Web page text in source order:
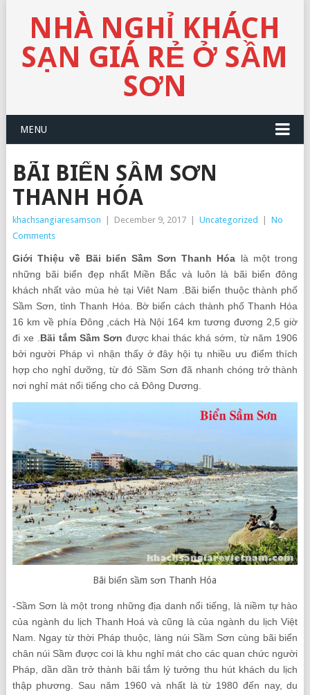
NHÀ NGHỈ KHÁCH
SẠN GIÁ RẺ Ở SẦM
SƠN
MENU
BÃI BIỂN SẦM SƠN
THANH HÓA
khachsangiaresamson December 9, 2017 Uncategorized
No
Comments
Giới Thiệu về Bãi biển Sầm Sơn Thanh Hóa là một trong
những bãi biển đẹp nhất Miền Bắc và luôn là bãi biển đông
khách nhất vào mùa hè tại Viêt Nam .Bãi biển thuộc thành phố
Sầm Sơn, tỉnh Thanh Hóa. Bờ biển cách thành phố Thanh Hóa
16 km về phía Đông ,cách Hà Nội 164 km tương đương 2,5 giờ
đi xe . Bãi tắm Sầm Sơn được khai thác khá sớm, từ năm 1906
bởi người Pháp vì nhận thấy ở đây hội tụ nhiều ưu điểm thích
hợp cho nghỉ dưỡng, từ đó Sầm Sơn đã nhanh chóng trở thành
nơi nghỉ mát nổi tiếng cho cả Đông Dương.
Bãi biển sầm sơn Thanh Hóa
-Sầm Sơn là một trong những địa danh nổi tiếng, là niềm tự hào
của ngành du lịch Thanh Hoá và cũng là của ngành du lịch Việt
Nam. Ngay từ thời Pháp thuộc, làng núi Sầm Sơn cùng bãi biển
chân núi Sầm được coi là khu nghỉ mát cho các quan chức người
Pháp, dần dần trở thành bãi tắm lý tưởng thu hút khách du lịch
thập phương. Sau năm 1960 và nhất là từ 1980 đến nay, du